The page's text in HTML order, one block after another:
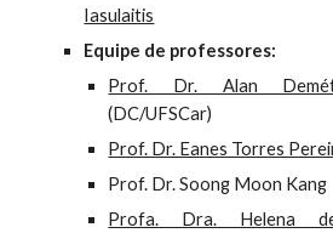
Iasulaitis
Equipe de professores:
Prof. Dr. Alan
(DC/UFSCar)
Prof. Dr. Eanes Torres
Prof. Dr. Soong Moon Kang
Profa. Dra. Helena